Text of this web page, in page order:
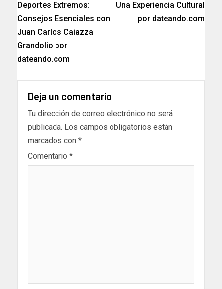
Deportes Extremos:
Consejos Esenciales con
Juan Carlos Caiazza
Grandolio por
dateando.com
Una Experiencia Cultural
por dateando.com
Deja un comentario
Tu dirección de correo electrónico no será
publicada. Los campos obligatorios están
marcados con *
Comentario *